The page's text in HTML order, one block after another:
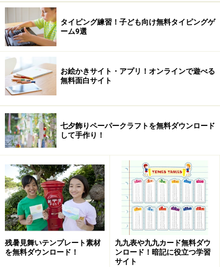
タイピング練習！子ども向け無料タイピングゲ
ーム9選
お絵かきサイト・アプリ！オンラインで遊べる
無料面白サイト
七夕飾りペーパークラフトを無料ダウンロード
して手作り！
残暑見舞いテンプレート素材
を無料ダウンロード！
九九表や九九カード無料ダウ
ンロード！暗記に役立つ学習
サイト